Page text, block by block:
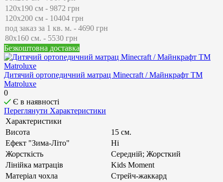
Безкоштовна доставка
Дитячий ортопедичний матрац Minecraft / Майнкрафт ТМ
Matroluxe
0
Є в наявності
Переглянути Характеристики
Характеристики
Висота
15 см.
Ефект "Зима-Літо"
Ні
Жорсткість
Середній; Жорсткий
Лінійка матраців
Kids Moment
Матеріал чохла
Стрейч-жаккард